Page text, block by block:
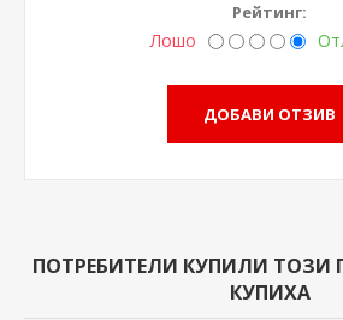
Рейтинг:
Лошо
ПОТРЕБИТЕЛИ КУПИЛИ
КУПИХА